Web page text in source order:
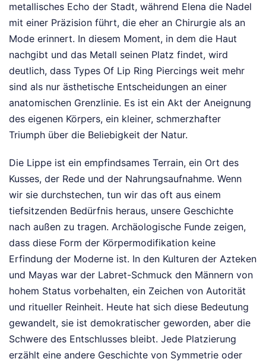
metallisches Echo der Stadt, während Elena die Nadel
mit einer Präzision führt, die eher an Chirurgie als an
Mode erinnert. In diesem Moment, in dem die Haut
nachgibt und das Metall seinen Platz findet, wird
deutlich, dass Types Of Lip Ring Piercings weit mehr
sind als nur ästhetische Entscheidungen an einer
anatomischen Grenzlinie. Es ist ein Akt der Aneignung
des eigenen Körpers, ein kleiner, schmerzhafter
Triumph über die Beliebigkeit der Natur.
Die Lippe ist ein empfindsames Terrain, ein Ort des
Kusses, der Rede und der Nahrungsaufnahme. Wenn
wir sie durchstechen, tun wir das oft aus einem
tiefsitzenden Bedürfnis heraus, unsere Geschichte
nach außen zu tragen. Archäologische Funde zeigen,
dass diese Form der Körpermodifikation keine
Erfindung der Moderne ist. In den Kulturen der Azteken
und Mayas war der Labret-Schmuck den Männern von
hohem Status vorbehalten, ein Zeichen von Autorität
und ritueller Reinheit. Heute hat sich diese Bedeutung
gewandelt, sie ist demokratischer geworden, aber die
Schwere des Entschlusses bleibt. Jede Platzierung
erzählt eine andere Geschichte von Symmetrie oder